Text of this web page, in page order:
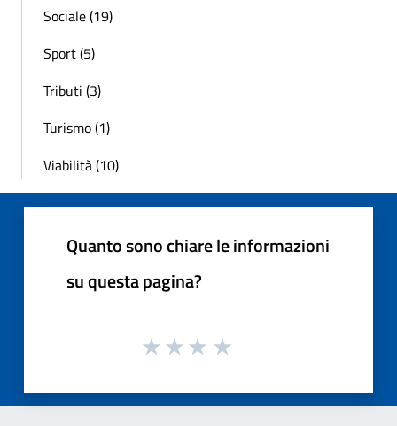
Sociale (19)
Sport (5)
Tributi (3)
Turismo (1)
Viabilità (10)
Quanto sono chiare le informazioni
su questa pagina?